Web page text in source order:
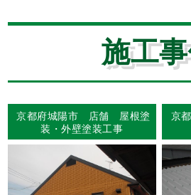
施工
京都府城陽市 店舗 屋根塗
装・外壁塗装工事
京